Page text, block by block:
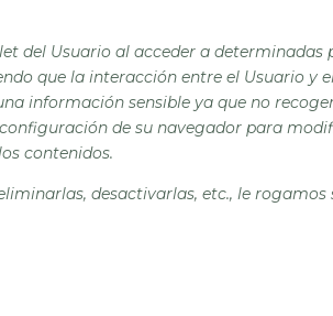
del Usuario al acceder a determinadas
que la interacción entre el Usuario y
información sensible ya que no
de su navegador para
contenidos.
desactivarlas, etc., le